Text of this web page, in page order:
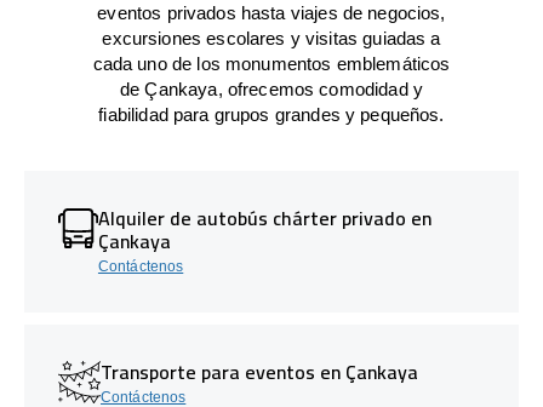
eventos privados hasta viajes de negocios,
excursiones escolares y visitas guiadas a
cada uno de los monumentos emblemáticos
de Çankaya, ofrecemos comodidad y
fiabilidad para grupos grandes y pequeños.
Alquiler de autobús chárter privado en
Çankaya
Contáctenos
Transporte para eventos en Çankaya
Contáctenos